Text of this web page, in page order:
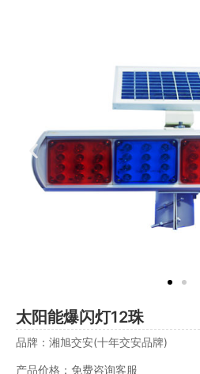
太阳能爆闪灯12珠
品牌：湘旭交安(十年交安品牌)
产品价格：免费咨询客服